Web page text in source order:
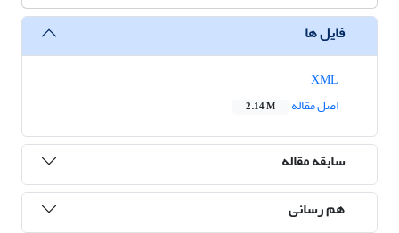
فایل ها
اصل مقاله
2.14 M
سابقه مقاله
هم رسانی